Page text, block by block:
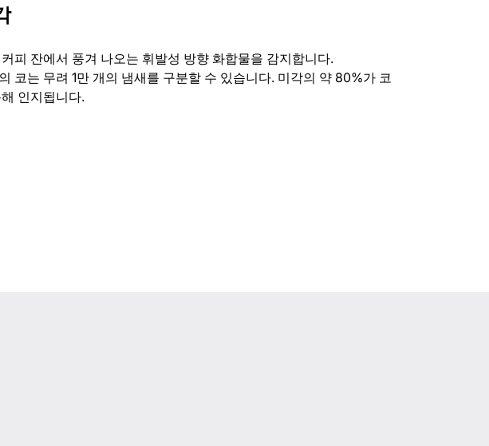
피 잔에서 풍겨 나오는 휘발성 방향 화합물을 감지합니다.
코는 무려 1만 개의 냄새를 구분할 수 있습니다. 미각의 약 80%가 코
인지됩니다.